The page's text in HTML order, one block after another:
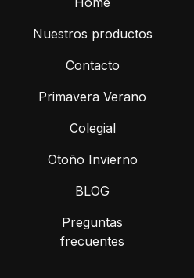
Nuestros productos
Contacto
Primavera Verano
Colegial
Otoño Invierno
BLOG
Preguntas
frecuentes